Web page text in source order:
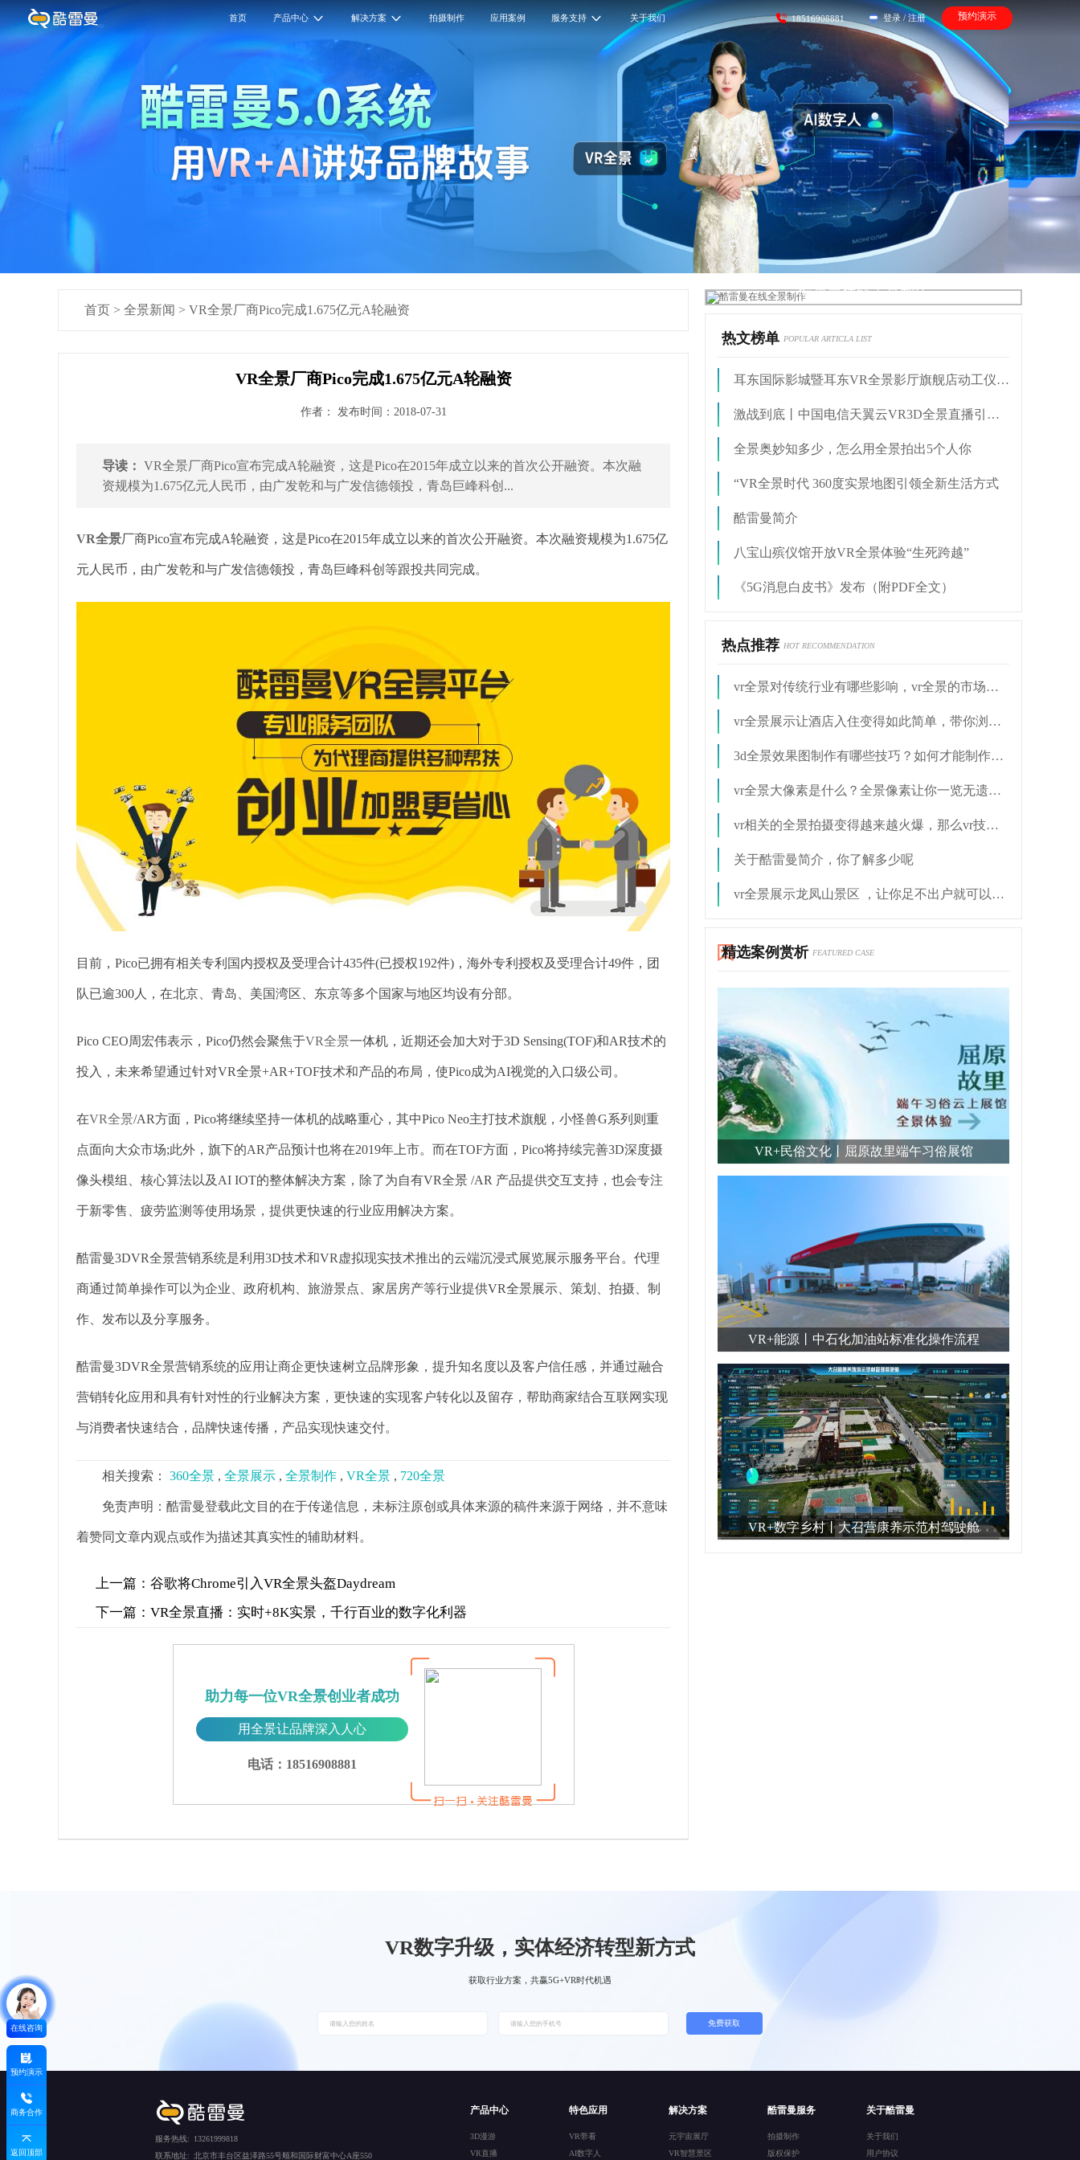
首页 产品中心 解决方案 拍摄制作 应用案例 服务支持 关于我们 18516908881 登录 / 注册 预约演示
首页 > 全景新闻 > VR全景厂商Pico完成1.675亿元A轮融资
VR全景厂商Pico完成1.675亿元A轮融资
作者： 发布时间：2018-07-31
导读： VR全景厂商Pico宣布完成A轮融资，这是Pico在2015年成立以来的首次公开融资。本次融
资规模为1.675亿元人民币，由广发乾和与广发信德领投，青岛巨峰科创...
VR全景厂商Pico宣布完成A轮融资，这是Pico在2015年成立以来的首次公开融资。本次融资规模为1.675亿
元人民币，由广发乾和与广发信德领投，青岛巨峰科创等跟投共同完成。
目前，Pico已拥有相关专利国内授权及受理合计435件(已授权192件)，海外专利授权及受理合计49件，团
队已逾300人，在北京、青岛、美国湾区、东京等多个国家与地区均设有分部。
Pico CEO周宏伟表示，Pico仍然会聚焦于VR全景一体机，近期还会加大对于3D Sensing(TOF)和AR技术的
投入，未来希望通过针对VR全景+AR+TOF技术和产品的布局，使Pico成为AI视觉的入口级公司。
在VR全景/AR方面，Pico将继续坚持一体机的战略重心，其中Pico Neo主打技术旗舰，小怪兽G系列则重
点面向大众市场;此外，旗下的AR产品预计也将在2019年上市。而在TOF方面，Pico将持续完善3D深度摄
像头模组、核心算法以及AI IOT的整体解决方案，除了为自有VR全景 /AR 产品提供交互支持，也会专注
于新零售、疲劳监测等使用场景，提供更快速的行业应用解决方案。
酷雷曼3DVR全景营销系统是利用3D技术和VR虚拟现实技术推出的云端沉浸式展览展示服务平台。代理
商通过简单操作可以为企业、政府机构、旅游景点、家居房产等行业提供VR全景展示、策划、拍摄、制
作、发布以及分享服务。
酷雷曼3DVR全景营销系统的应用让商企更快速树立品牌形象，提升知名度以及客户信任感，并通过融合
营销转化应用和具有针对性的行业解决方案，更快速的实现客户转化以及留存，帮助商家结合互联网实现
与消费者快速结合，品牌快速传播，产品实现快速交付。
相关搜索： 360全景 , 全景展示 , 全景制作 , VR全景 , 720全景
免责声明：酷雷曼登载此文目的在于传递信息，未标注原创或具体来源的稿件来源于网络，并不意味
着赞同文章内观点或作为描述其真实性的辅助材料。
上一篇： 谷歌将Chrome引入VR全景头盔Daydream
下一篇： VR全景直播：实时+8K实景，千行百业的数字化利器
助力每一位VR全景创业者成功
用全景让品牌深入人心
电话：18516908881
酷雷曼在线全景制作
热文榜单 POPULAR ARTICLA LIST
耳东国际影城暨耳东VR全景影厅旗舰店动工仪式盛大举行
激战到底丨中国电信天翼云VR3D全景直播引燃拳击热火
全景奥妙知多少，怎么用全景拍出5个人你
“VR全景时代 360度实景地图引领全新生活方式
酷雷曼简介
八宝山殡仪馆开放VR全景体验“生死跨越”
《5G消息白皮书》发布（附PDF全文）
热点推荐 HOT RECOMMENDATION
vr全景对传统行业有哪些影响，vr全景的市场如何？
vr全景展示让酒店入住变得如此简单，带你浏览太原vr酒店全貌
3d全景效果图制作有哪些技巧？如何才能制作出完美的全景图？
vr全景大像素是什么？全景像素让你一览无遗欣赏美景
vr相关的全景拍摄变得越来越火爆，那么vr技术呢？
关于酷雷曼简介，你了解多少呢
vr全景展示龙凤山景区 ，让你足不出户就可以欣赏这样的风景
精选案例赏析 FEATURED CASE
VR+民俗文化丨屈原故里端午习俗展馆
VR+能源丨中石化加油站标准化操作流程
VR+数字乡村丨大召营康养示范村驾驶舱
在线咨询
预约演示
商务合作
返回顶部
VR数字升级，实体经济转型新方式
获取行业方案，共赢5G+VR时代机遇
免费获取
服务热线:
13261999818
联系地址: 北京市丰台区益泽路55号顺和国际财富中心A座550
产品中心
3D漫游
VR直播
特色应用
VR带看
AI数字人
解决方案
元宇宙展厅
VR智慧景区
酷雷曼服务
拍摄制作
版权保护
关于酷雷曼
关于我们
用户协议